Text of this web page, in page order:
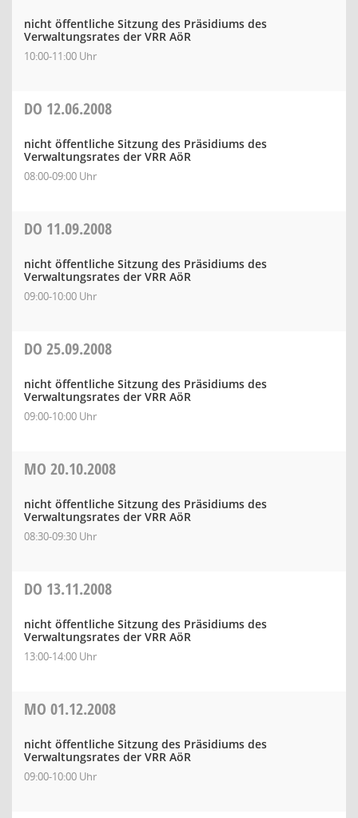
nicht öffentliche Sitzung des Präsidiums des
Verwaltungsrates der VRR AöR
10:00-11:00 Uhr
DO 12.06.2008
nicht öffentliche Sitzung des Präsidiums des
Verwaltungsrates der VRR AöR
08:00-09:00 Uhr
DO 11.09.2008
nicht öffentliche Sitzung des Präsidiums des
Verwaltungsrates der VRR AöR
09:00-10:00 Uhr
DO 25.09.2008
nicht öffentliche Sitzung des Präsidiums des
Verwaltungsrates der VRR AöR
09:00-10:00 Uhr
MO 20.10.2008
nicht öffentliche Sitzung des Präsidiums des
Verwaltungsrates der VRR AöR
08:30-09:30 Uhr
DO 13.11.2008
nicht öffentliche Sitzung des Präsidiums des
Verwaltungsrates der VRR AöR
13:00-14:00 Uhr
MO 01.12.2008
nicht öffentliche Sitzung des Präsidiums des
Verwaltungsrates der VRR AöR
09:00-10:00 Uhr